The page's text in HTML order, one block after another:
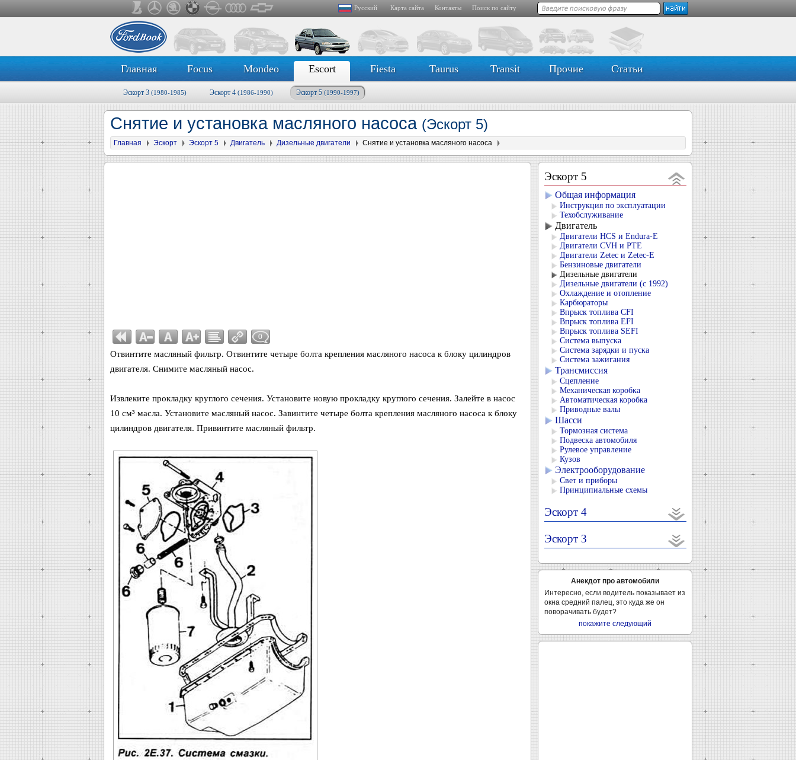
Русский Карта сайта Контакты Поиск по сайту
Главная Focus Mondeo Escort Fiesta Taurus Transit Прочие Статьи
Эскорт 3 (1980-1985) Эскорт 4 (1986-1990) Эскорт 5 (1990-1997)
Снятие и установка масляного насоса (Эскорт 5)
Главная Эскорт Эскорт 5 Двигатель Дизельные двигатели Снятие и установка масляного насоса
0
Отвинтите масляный фильтр. Отвинтите четыре болта крепления масляного насоса к блоку цилиндров
двигателя. Снимите масляный насос.
Извлеките прокладку круглого сечения. Установите новую прокладку круглого сечения. Залейте в насос
10 см³ масла. Установите масляный насос. Завинтите четыре болта крепления масляного насоса к блоку
цилиндров двигателя. Привинтите масляный фильтр.
Эскорт 5
Общая информация
Инструкция по эксплуатации
Техобслуживание
Двигатель
Двигатели HCS и Endura-E
Двигатели CVH и РТЕ
Двигатели Zetec и Zetec-E
Бензиновые двигатели
Дизельные двигатели
Дизельные двигатели (с 1992)
Охлаждение и отопление
Карбюраторы
Впрыск топлива CFI
Впрыск топлива EFI
Впрыск топлива SEFI
Система выпуска
Система зарядки и пуска
Система зажигания
Трансмиссия
Сцепление
Механическая коробка
Автоматическая коробка
Приводные валы
Шасси
Тормозная система
Подвеска автомобиля
Рулевое управление
Кузов
Электрооборудование
Свет и приборы
Принципиальные схемы
Эскорт 4
Эскорт 3
Анекдот про автомобили
Интересно, если водитель показывает из
окна средний палец, это куда же он
поворачивать будет?
покажите следующий